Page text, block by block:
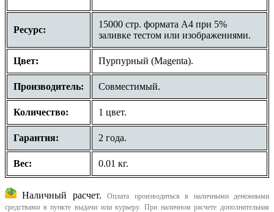
Ресурс:
15000 стр. формата A4 при 5%
заливке тестом или изображениями.
Цвет: Пурпурный (Magenta).
Производитель: Совместимый.
Количество: 1 цвет.
Гарантия: 2 года.
Вес: 0.01 кг.
Наличный расчет.
Оплата производиться в наличными денежными
средствами в пункте выдачи или курьеру. При наличном расчете дополнительная